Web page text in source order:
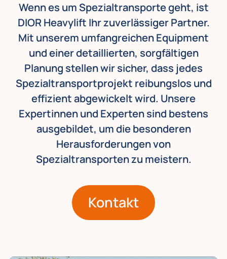
Wenn es um Spezialtransporte geht, ist
DIOR Heavylift Ihr zuverlässiger Partner.
Mit unserem umfangreichen Equipment
und einer detaillierten, sorgfältigen
Planung stellen wir sicher, dass jedes
Spezialtransportprojekt reibungslos und
effizient abgewickelt wird. Unsere
Expertinnen und Experten sind bestens
ausgebildet, um die besonderen
Herausforderungen von
Spezialtransporten zu meistern.
Kontakt